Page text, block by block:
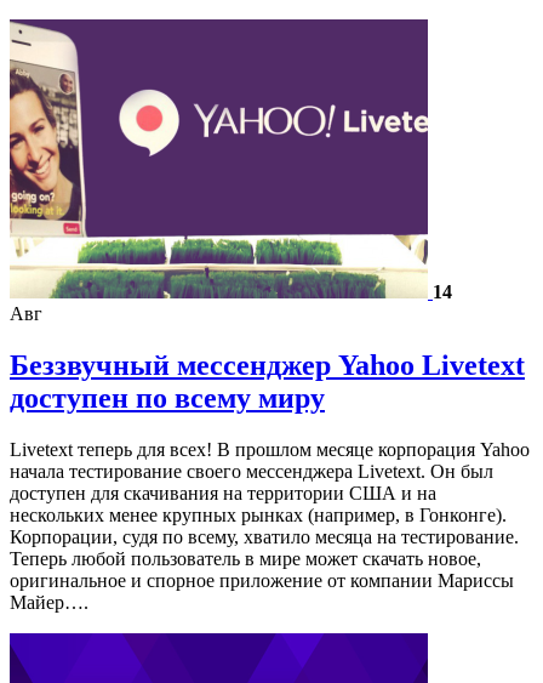
14
Авг
Беззвучный мессенджер Yahoo Livetext
доступен по всему миру
Livetext теперь для всех! В прошлом месяце корпорация Yahoo
начала тестирование своего мессенджера Livetext. Он был
доступен для скачивания на территории США и на
нескольких менее крупных рынках (например, в Гонконге).
Корпорации, судя по всему, хватило месяца на тестирование.
Теперь любой пользователь в мире может скачать новое,
оригинальное и спорное приложение от компании Мариссы
Майер….